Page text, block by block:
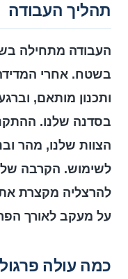
תהליך העבודה
העבודה מתחילה
בשטח. אחרי
ותכנון מותאם,
בסדנה שלנו.
הצוות שלנו, מהר
לשימוש. הקרבה של
להרצליה מקצרת את
על מעקב לאורך
כמה עולה